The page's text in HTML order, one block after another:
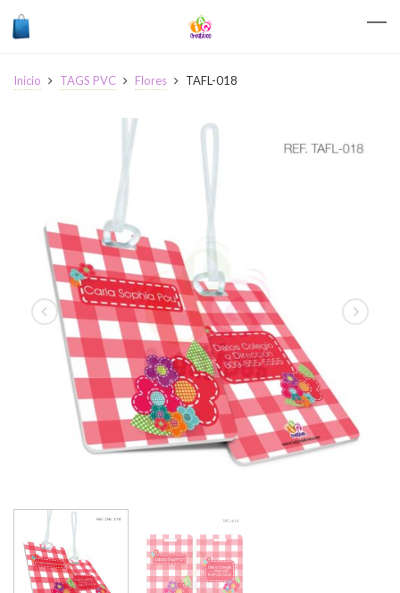
Inicio TAGS PVC Flores TAFL-018